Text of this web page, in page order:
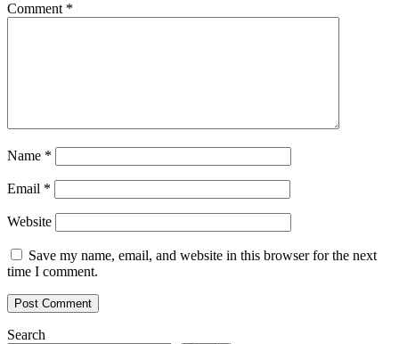
Comment *
Name *
Email *
Website
Save my name, email, and website in this browser for the next
time I comment.
Search